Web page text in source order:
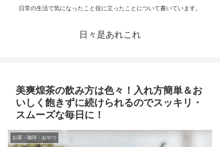
日常の生活で気になったこと役に立ったことについて書いています。
日々是あれこれ
美爽煌茶の飲み方は色々！入れ方簡単＆お
いしく飽きずに続けられるのでスッキリ・
スムーズな毎日に！
お茶・珈琲・おやつ